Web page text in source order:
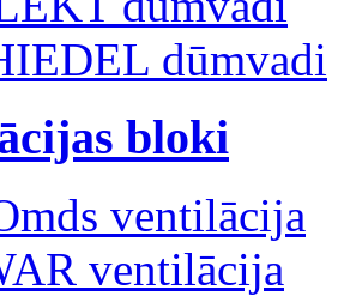
dūmvadi
bloki
ventilācija
ventilācija